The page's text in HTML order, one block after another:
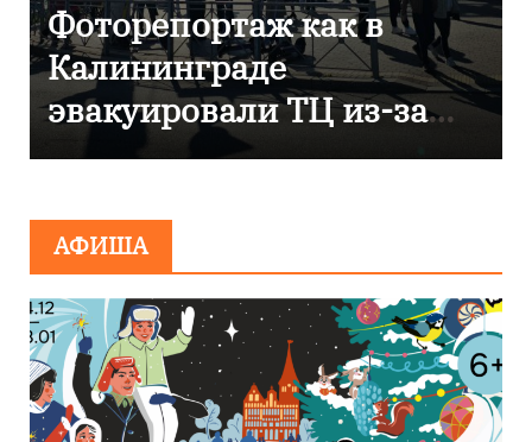
В Калининграде
отметили 80-летие
компании «Россети
Янтарь»
АФИША